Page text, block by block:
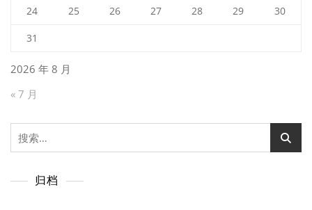
2026 年 8 月
24 25 26 27 28 29 30
31
« 7 月
搜
索：
归档